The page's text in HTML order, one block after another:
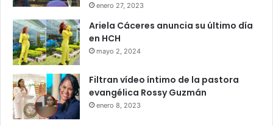
enero 27, 2023
Ariela Cáceres anuncia su último día
en HCH
mayo 2, 2024
Filtran vídeo íntimo de la pastora
evangélica Rossy Guzmán
enero 8, 2023